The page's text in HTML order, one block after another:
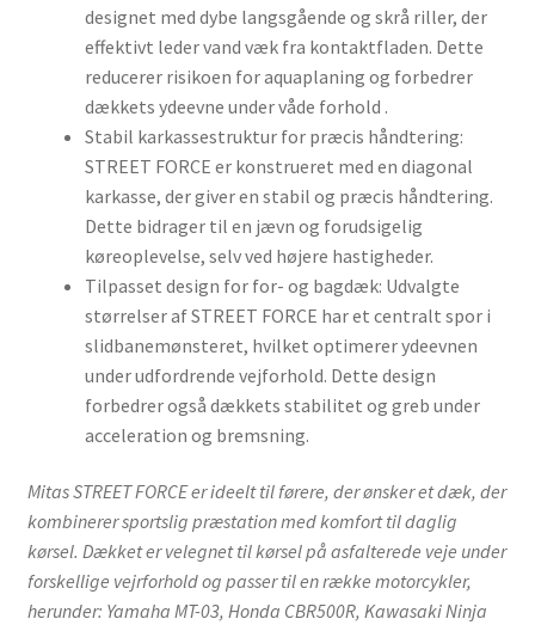
designet med dybe langsgående og skrå riller, der
effektivt leder vand væk fra kontaktfladen. Dette
reducerer risikoen for aquaplaning og forbedrer
dækkets ydeevne under våde forhold .
Stabil karkassestruktur for præcis håndtering:
STREET FORCE er konstrueret med en diagonal
karkasse, der giver en stabil og præcis håndtering.
Dette bidrager til en jævn og forudsigelig
køreoplevelse, selv ved højere hastigheder.
Tilpasset design for for- og bagdæk: Udvalgte
størrelser af STREET FORCE har et centralt spor i
slidbanemønsteret, hvilket optimerer ydeevnen
under udfordrende vejforhold. Dette design
forbedrer også dækkets stabilitet og greb under
acceleration og bremsning.
Mitas STREET FORCE er ideelt til førere, der ønsker et dæk, der
kombinerer sportslig præstation med komfort til daglig
kørsel. Dækket er velegnet til kørsel på asfalterede veje under
forskellige vejrforhold og passer til en række motorcykler,
herunder: Yamaha MT-03, Honda CBR500R, Kawasaki Ninja